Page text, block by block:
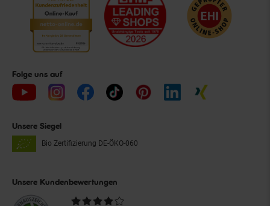
Folge uns auf
Unsere Siegel
Bio Zertifizierung DE-ÖKO-060
Unsere Kundenbewertungen
Durchschnittliche